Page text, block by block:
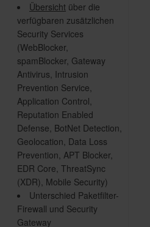
Übersicht über die
verfügbaren zusätzlichen
Security Services
(WebBlocker,
spamBlocker, Gateway
Antivirus, Intrusion
Prevention Service,
Application Control,
Reputation Enabled
Defense, BotNet Detection,
Geolocation, Data Loss
Prevention, APT Blocker,
EDR Core, ThreatSync
(XDR), Mobile Security)
Unterschied Paketfilter-
Firewall und Security
Gateway